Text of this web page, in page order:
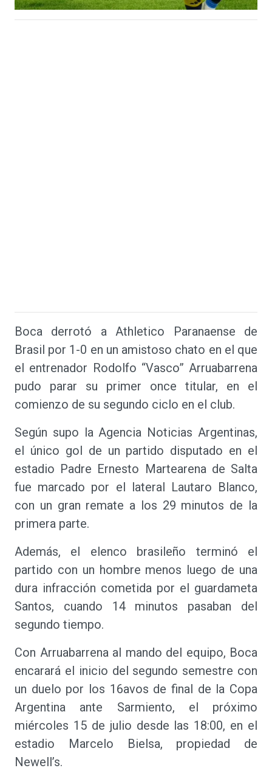
Boca derrotó a Athletico Paranaense de
Brasil por 1-0 en un amistoso chato en el que
el entrenador Rodolfo “Vasco” Arruabarrena
pudo parar su primer once titular, en el
comienzo de su segundo ciclo en el club.
Según supo la Agencia Noticias Argentinas,
el único gol de un partido disputado en el
estadio Padre Ernesto Martearena de Salta
fue marcado por el lateral Lautaro Blanco,
con un gran remate a los 29 minutos de la
primera parte.
Además, el elenco brasileño terminó el
partido con un hombre menos luego de una
dura infracción cometida por el guardameta
Santos, cuando 14 minutos pasaban del
segundo tiempo.
Con Arruabarrena al mando del equipo, Boca
encarará el inicio del segundo semestre con
un duelo por los 16avos de final de la Copa
Argentina ante Sarmiento, el próximo
miércoles 15 de julio desde las 18:00, en el
estadio Marcelo Bielsa, propiedad de
Newell’s.